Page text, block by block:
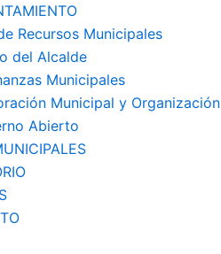
Recursos Municipales
del Alcalde
Municipales
Municipal y Organización
Abierto